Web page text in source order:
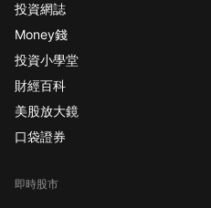
投資網誌
Money錢
投資小學堂
財經百科
美股放大鏡
口袋證券
即時股市